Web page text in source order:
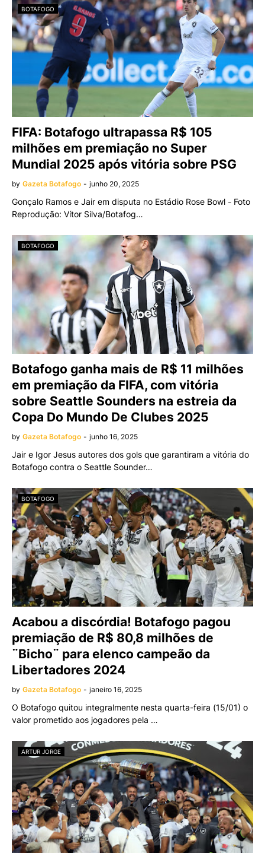
BOTAFOGO
FIFA: Botafogo ultrapassa R$ 105
milhões em premiação no Super
Mundial 2025 após vitória sobre PSG
by Gazeta Botafogo - junho 20, 2025
Gonçalo Ramos e Jair em disputa no Estádio Rose Bowl - Foto
Reprodução: Vítor Silva/Botafog…
BOTAFOGO
Botafogo ganha mais de R$ 11 milhões
em premiação da FIFA, com vitória
sobre Seattle Sounders na estreia da
Copa Do Mundo De Clubes 2025
by Gazeta Botafogo - junho 16, 2025
Jair e Igor Jesus autores dos gols que garantiram a vitória do
Botafogo contra o Seattle Sounder…
BOTAFOGO
Acabou a discórdia! Botafogo pagou
premiação de R$ 80,8 milhões de
¨Bicho¨ para elenco campeão da
Libertadores 2024
by Gazeta Botafogo - janeiro 16, 2025
O Botafogo quitou integralmente nesta quarta-feira (15/01) o
valor prometido aos jogadores pela …
ARTUR JORGE